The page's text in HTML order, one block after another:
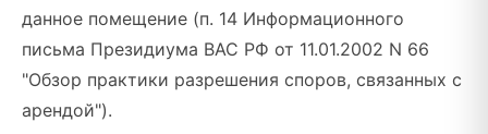
данное помещение (п. 14 Информационного
письма Президиума ВАС РФ от 11.01.2002 N 66
"Обзор практики разрешения споров, связанных с
арендой").